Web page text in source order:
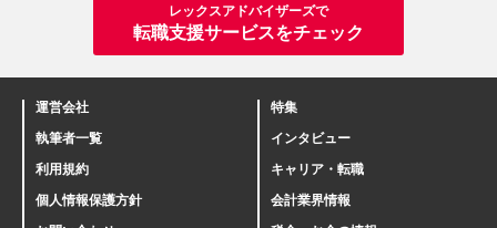
レックスアドバイザーズで
転職支援サービスをチェック
運営会社
執筆者一覧
利用規約
個人情報保護方針
特集
インタビュー
キャリア・転職
会計業界情報